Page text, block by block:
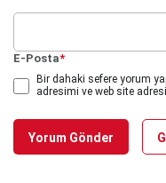
E-Posta*
Bir dahaki sefere yorum
adresimi ve web site
Yorum Gönder